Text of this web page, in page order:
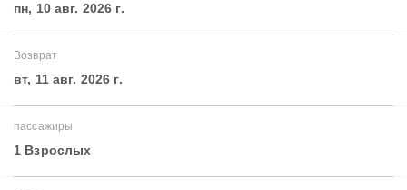
пн, 10 авг. 2026 г.
Возврат
вт, 11 авг. 2026 г.
пассажиры
1 Взрослых